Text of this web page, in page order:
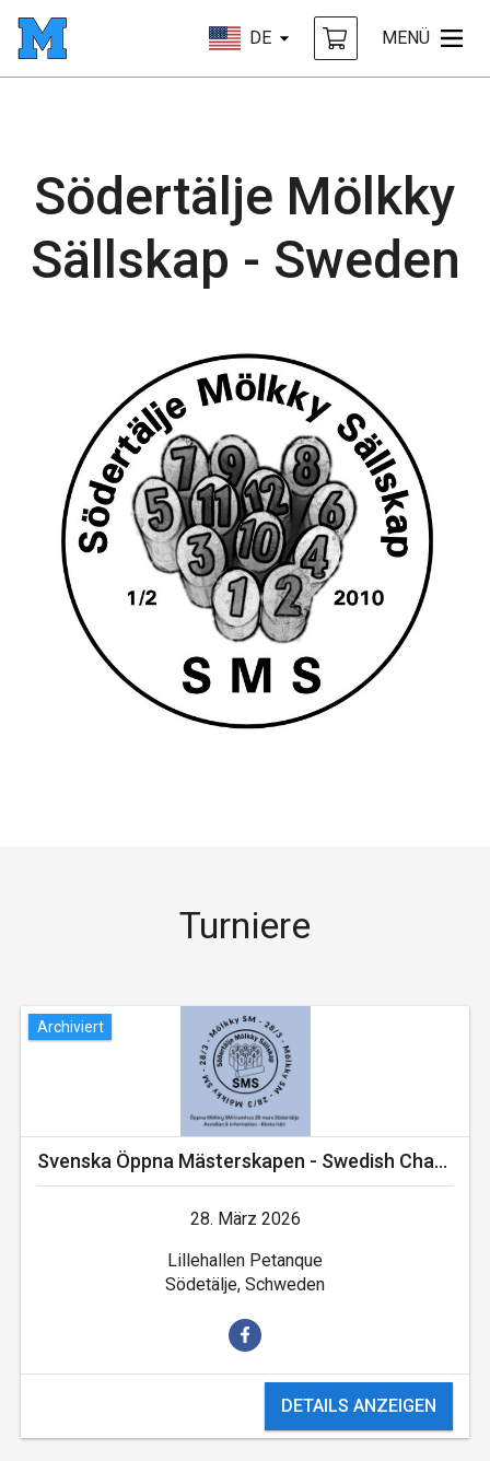
DE MENÜ
Södertälje Mölkky
Sällskap - Sweden
Turniere
Archiviert
Svenska Öppna Mästerskapen - Swedish Championship Indoor
28. März 2026
Lillehallen Petanque
Södetälje, Schweden
DETAILS ANZEIGEN